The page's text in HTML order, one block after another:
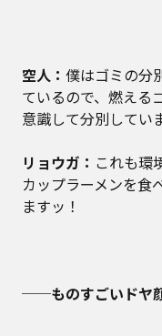
空人： 僕はゴミの分
ているので、燃える
意識して分別してい
リョウガ： これも環
カップラーメンを
ますッ！
──ものすごいドヤ